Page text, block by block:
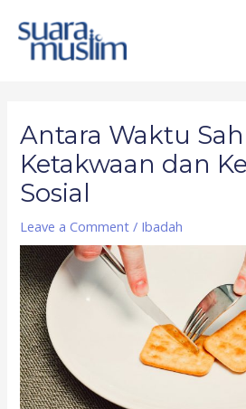
content
Antara Waktu
Ketakwaan dan
Sosial
Leave a Comment / Ibadah